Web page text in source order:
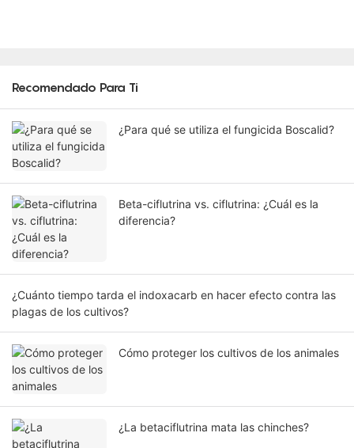
Recomendado Para Ti
¿Para qué se utiliza el fungicida Boscalid?
Beta-ciflutrina vs. ciflutrina: ¿Cuál es la
diferencia?
¿Cuánto tiempo tarda el indoxacarb en hacer efecto contra las
plagas de los cultivos?
Cómo proteger los cultivos de los animales
¿La betaciflutrina mata las chinches?